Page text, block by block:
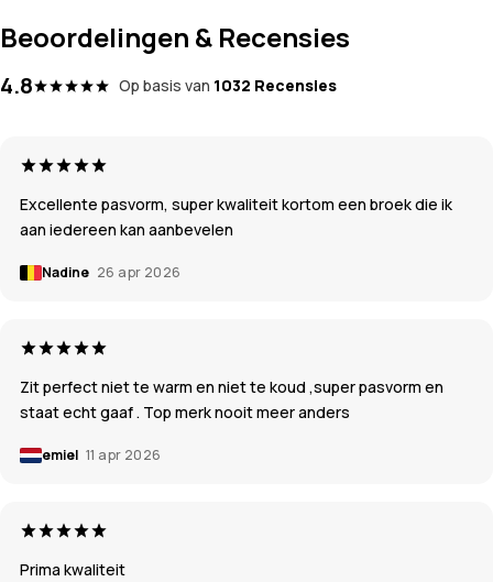
Beoordelingen & Recensies
4.8 Op basis van 1032 Recensies
Excellente pasvorm, super kwaliteit kortom een broek die ik
aan iedereen kan aanbevelen
Nadine 26 apr 2026
Zit perfect niet te warm en niet te koud ,super pasvorm en
staat echt gaaf . Top merk nooit meer anders
emiel 11 apr 2026
Prima kwaliteit